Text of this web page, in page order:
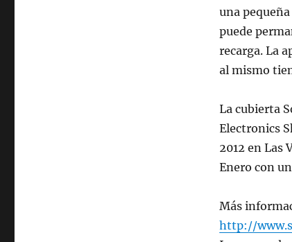
una
puede
recarga. La
al mismo
La cubierta
Electronics
2012 en Las
Enero con
Más
http://